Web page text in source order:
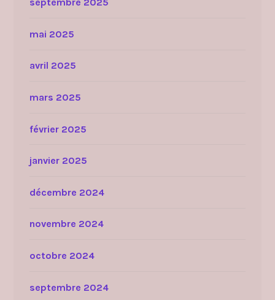
mai 2025
avril 2025
mars 2025
février 2025
janvier 2025
décembre 2024
novembre 2024
octobre 2024
septembre 2024